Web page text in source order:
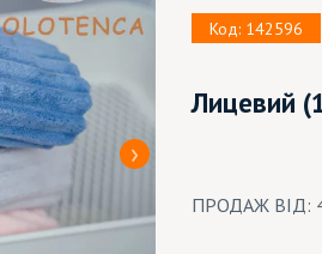
Код: 142596
Лицевий
ПРОДАЖ ВІД: